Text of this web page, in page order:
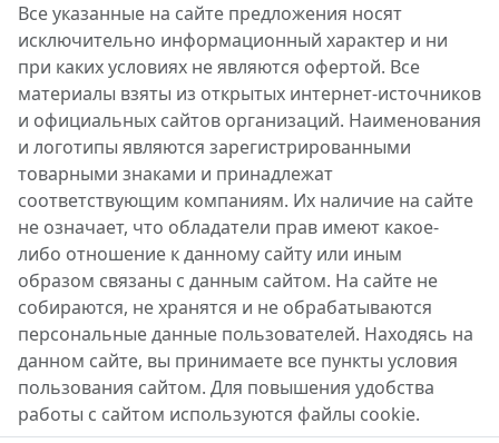
Все указанные на сайте предложения носят
исключительно информационный характер и ни
при каких условиях не являются офертой. Все
материалы взяты из открытых интернет-источников
и официальных сайтов организаций. Наименования
и логотипы являются зарегистрированными
товарными знаками и принадлежат
соответствующим компаниям. Их наличие на сайте
не означает, что обладатели прав имеют какое-
либо отношение к данному сайту или иным
образом связаны с данным сайтом. На сайте не
собираются, не хранятся и не обрабатываются
персональные данные пользователей. Находясь на
данном сайте, вы принимаете все пункты условия
пользования сайтом. Для повышения удобства
работы с сайтом используются файлы cookie.